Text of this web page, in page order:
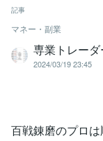
記事
マネー・副業
専業トレー
2024/03/19 23:45
百戦錬磨のプロ